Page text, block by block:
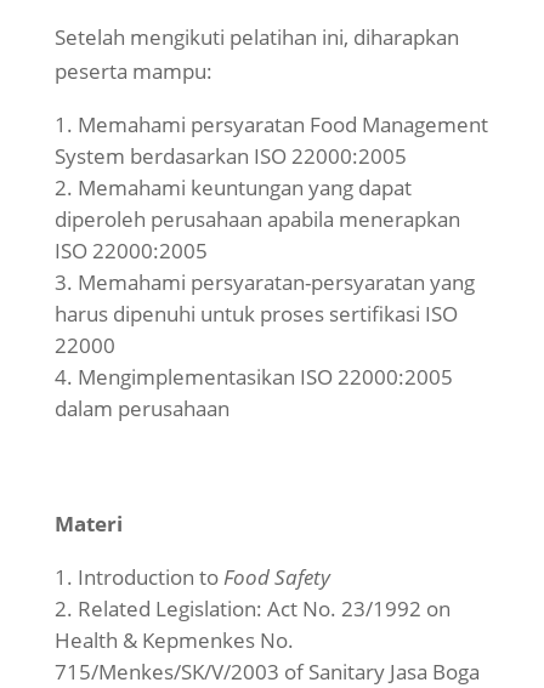
Setelah mengikuti pelatihan ini, diharapkan
peserta mampu:
Memahami persyaratan Food Management
System berdasarkan ISO 22000:2005
Memahami keuntungan yang dapat
diperoleh perusahaan apabila menerapkan
ISO 22000:2005
Memahami persyaratan-persyaratan yang
harus dipenuhi untuk proses sertifikasi ISO
22000
Mengimplementasikan ISO 22000:2005
dalam perusahaan
Materi
Introduction toFood Safety
Related Legislation: Act No. 23/1992 on
Health & Kepmenkes No.
715/Menkes/SK/V/2003 of Sanitary Jasa Boga